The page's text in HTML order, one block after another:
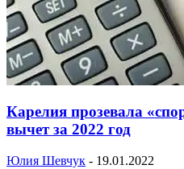
Карелия прозевала
вычет за 2022 год
Юлия Шевчук - 19.01.2022